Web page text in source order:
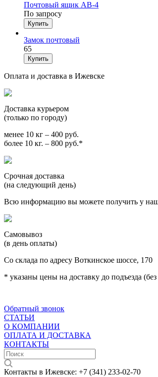
Почтовый ящик АВ-4
По запросу
Замок почтовый
65
Оплата и доставка в Ижевске
Доставка курьером
(только по городу)
менее 10 кг – 400 руб.
более 10 кг. – 800 руб.*
Срочная доставка
(на следующий день)
Всю информацию вы можете получить у
Самовывоз
(в день оплаты)
Со склада по адресу Воткинское шоссе, 170
* указаны цены на доставку до подъезда (без
Обратный звонок
СТАТЬИ
О КОМПАНИИ
ОПЛАТА И ДОСТАВКА
КОНТАКТЫ
Контакты в Ижевске: +7 (341) 233-02-70